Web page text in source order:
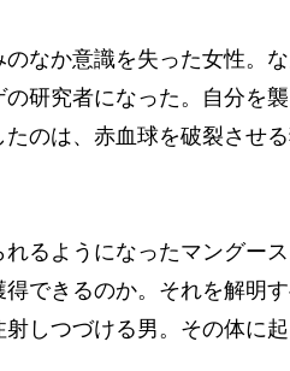
なか意識を失った女性。
研究者になった。自分を
のは、赤血球を破裂させる
るようになったマングー
できるのか。それを解明
しつづける男。その体に